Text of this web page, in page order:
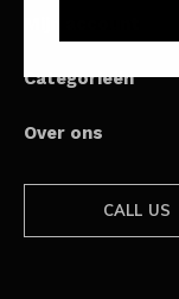
Categorieën
Over ons
CALL US